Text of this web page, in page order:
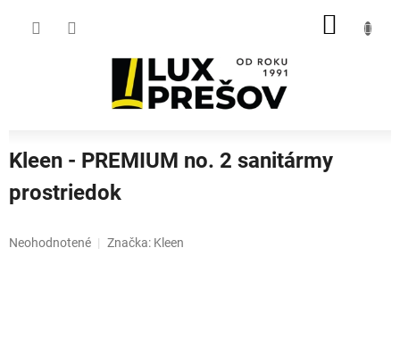
Kleen - PREMIUM no. 2 sanitármy
prostriedok
Priemerné
Neohodnotené Značka: Kleen